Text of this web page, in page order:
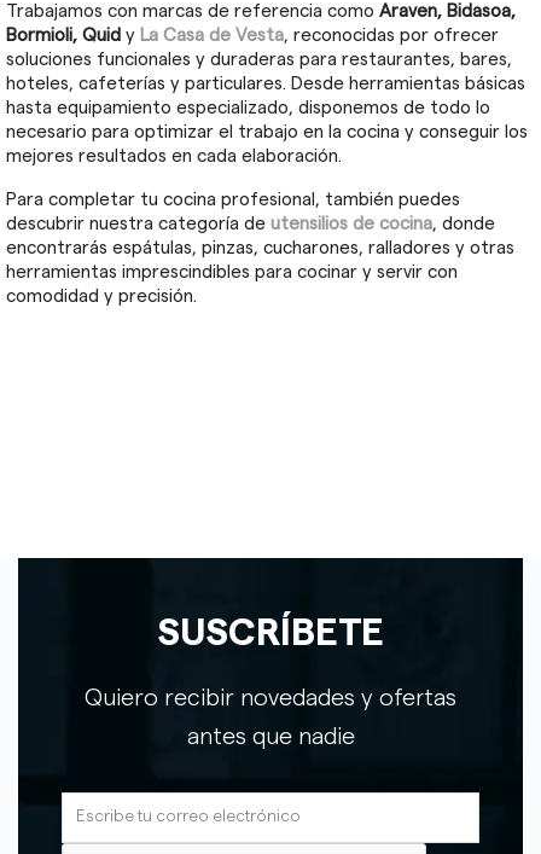
Trabajamos con marcas de referencia como Araven, Bidasoa,
Bormioli, Quid y La Casa de Vesta, reconocidas por ofrecer
soluciones funcionales y duraderas para restaurantes, bares,
hoteles, cafeterías y particulares. Desde herramientas básicas
hasta equipamiento especializado, disponemos de todo lo
necesario para optimizar el trabajo en la cocina y conseguir los
mejores resultados en cada elaboración.
Para completar tu cocina profesional, también puedes
descubrir nuestra categoría de utensilios de cocina, donde
encontrarás espátulas, pinzas, cucharones, ralladores y otras
herramientas imprescindibles para cocinar y servir con
comodidad y precisión.
SUSCRÍBETE
Quiero recibir novedades y ofertas
antes que nadie